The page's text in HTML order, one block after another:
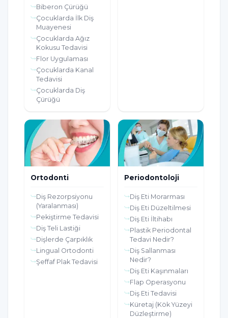
Biberon Çürüğü
Çocuklarda İlk Diş
Muayenesi
Çocuklarda Ağız
Kokusu Tedavisi
Flor Uygulaması
Çocuklarda Kanal
Tedavisi
Çocuklarda Diş
Çürüğü
Ortodonti
Diş Rezorpsiyonu
(Yaralanması)
Pekiştirme Tedavisi
Diş Teli Lastiği
Dişlerde Çarpıklık
Lingual Ortodonti
Şeffaf Plak Tedavisi
Periodontoloji
Diş Eti Morarması
Diş Eti Düzeltilmesi
Diş Eti İltihabı
Plastik Periodontal
Tedavi Nedir?
Diş Sallanması
Nedir?
Diş Eti Kaşınmaları
Flap Operasyonu
Diş Eti Tedavisi
Küretaj (Kök Yüzeyi
Düzleştirme)